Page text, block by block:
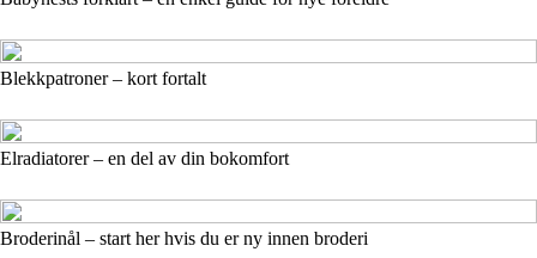
Blekkpatroner – kort fortalt
Elradiatorer – en del av din bokomfort
Broderinål – start her hvis du er ny innen broderi